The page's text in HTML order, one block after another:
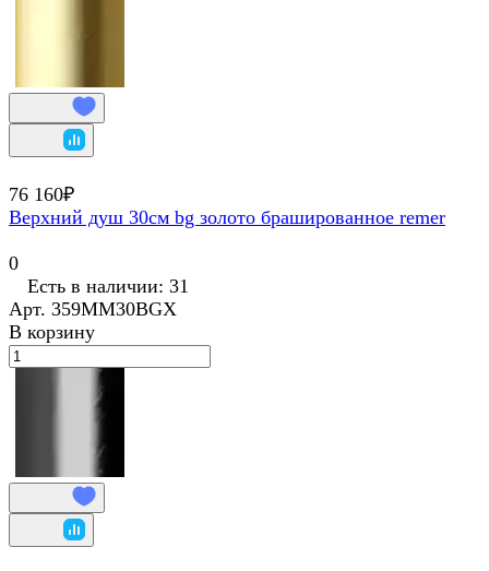
76 160₽
Верхний душ 30см bg золото брашированное remer
0
Есть в наличии: 31
Арт. 359MM30BGX
В корзину